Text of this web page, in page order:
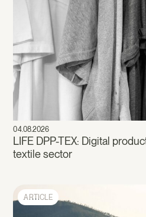
04.08.2026
LIFE DPP-TEX: Digital
textile sector
ARTICLE